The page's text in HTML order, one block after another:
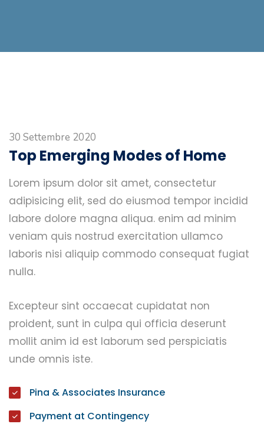
30 Settembre 2020
Top Emerging Modes of Home
Lorem ipsum dolor sit amet, consectetur
adipisicing elit, sed do eiusmod tempor incidid
labore dolore magna aliqua. enim ad minim
veniam quis nostrud exercitation ullamco
laboris nisi aliquip commodo consequat fugiat
nulla.
Excepteur sint occaecat cupidatat non
proident, sunt in culpa qui officia deserunt
mollit anim id est laborum sed perspiciatis
unde omnis iste.
Pina & Associates Insurance
Payment at Contingency